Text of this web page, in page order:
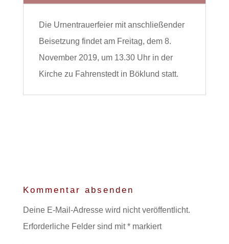
Die Urnentrauerfeier mit anschließender
Beisetzung findet am Freitag, dem 8.
November 2019, um 13.30 Uhr in der
Kirche zu Fahrenstedt in Böklund statt.
Kommentar absenden
Deine E-Mail-Adresse wird nicht veröffentlicht.
Erforderliche Felder sind mit*markiert